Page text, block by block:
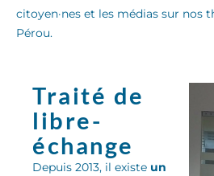
citoyen·nes et les médias sur nos
Pérou.
Traité de
libre-
échange
Depuis 2013, il existe un